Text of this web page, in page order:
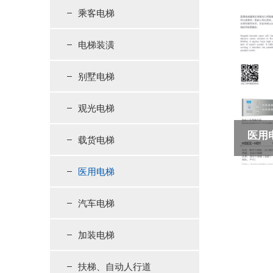
乘客电梯
电梯装潢
别墅电梯
观光电梯
载货电梯
医用电梯
汽车电梯
加装电梯
扶梯、自动人行道
医用